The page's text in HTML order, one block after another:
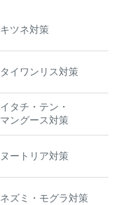
キツネ対策
タイワンリス対策
イタチ・テン・
マングース対策
ヌートリア対策
ネズミ・モグラ対策